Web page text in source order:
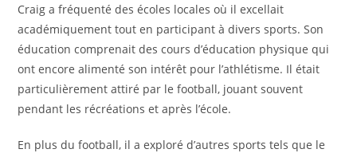
Craig a fréquenté des écoles locales où il excellait
académiquement tout en participant à divers sports. Son
éducation comprenait des cours d’éducation physique qui
ont encore alimenté son intérêt pour l’athlétisme. Il était
particulièrement attiré par le football, jouant souvent
pendant les récréations et après l’école.
En plus du football, il a exploré d’autres sports tels que le